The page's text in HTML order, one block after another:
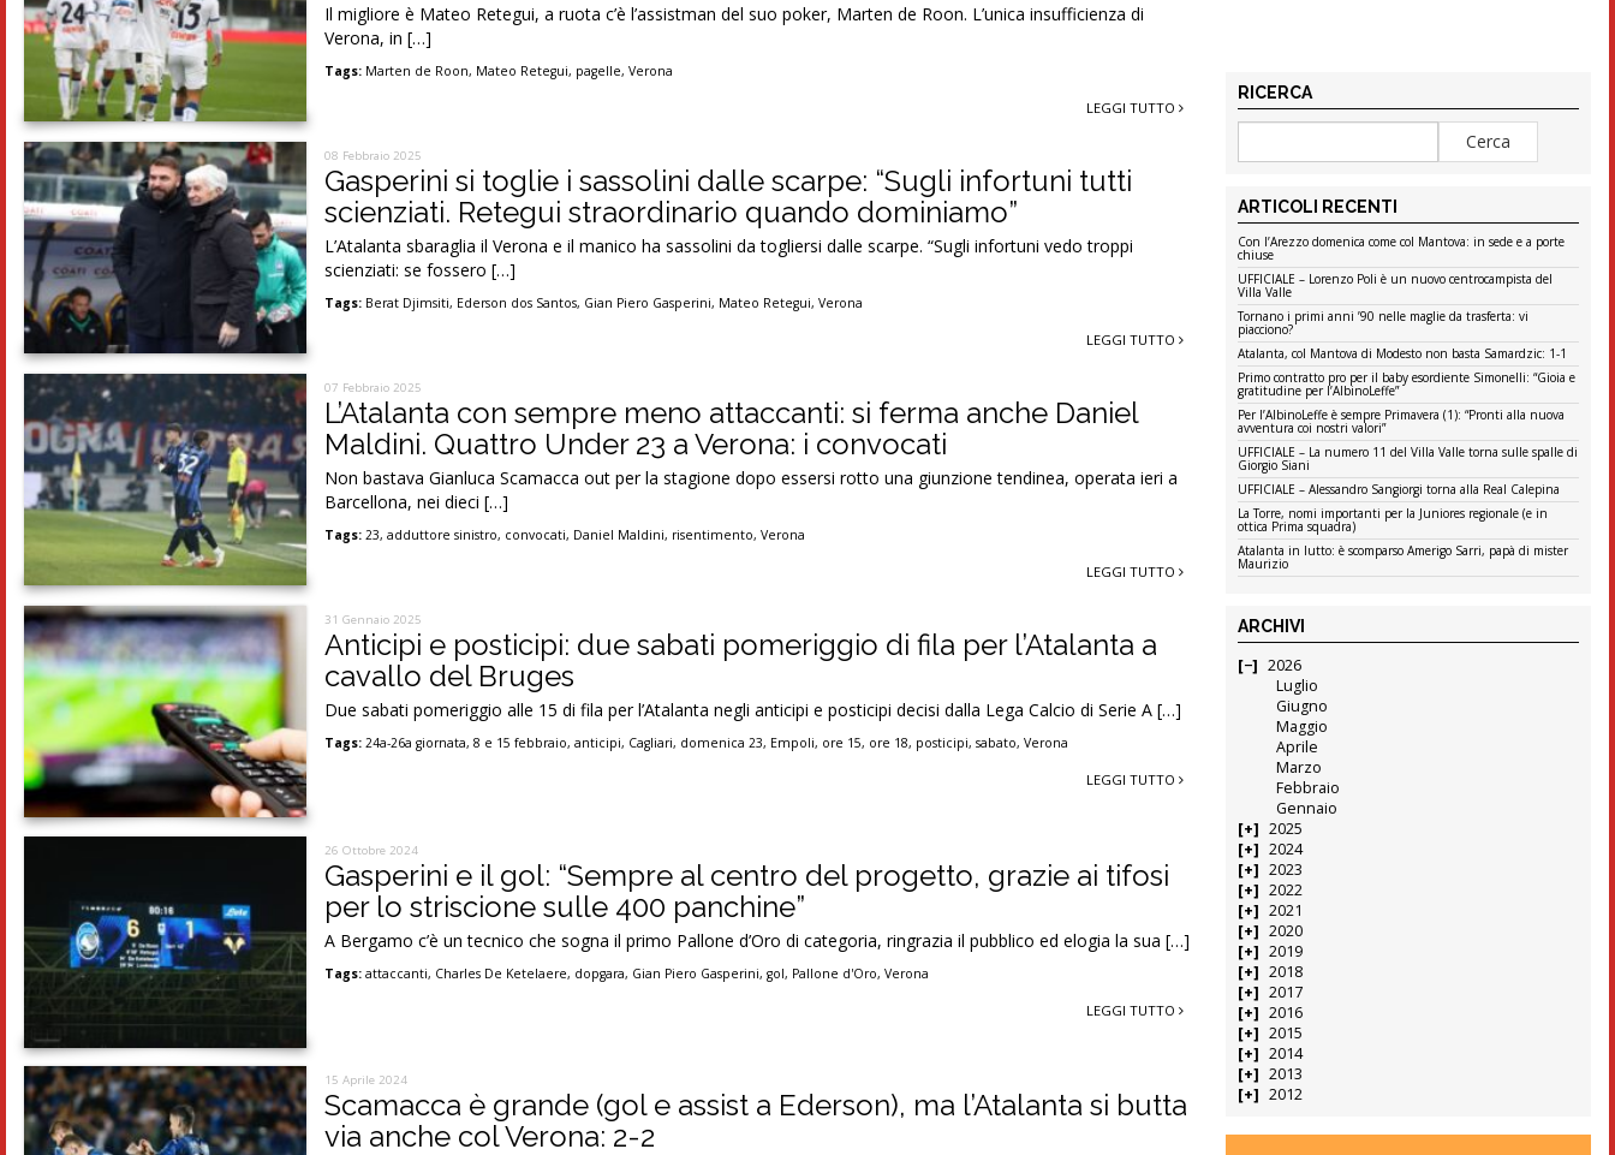
Il migliore è Mateo Retegui, a ruota c’è l’assistman del suo poker, Marten de Roon. L’unica insufficienza di
Verona, in […]
Tags: Marten de Roon, Mateo Retegui, pagelle,Verona
LEGGI TUTTO
08 Febbraio 2025
Gasperini si toglie i sassolini dalle scarpe: “Sugli infortuni tutti
scienziati. Retegui straordinario quando dominiamo”
L’Atalanta sbaraglia il Verona e il manico ha sassolini da togliersi dalle scarpe. “Sugli infortuni vedo troppi
scienziati: se fossero […]
Tags: Berat Djimsiti, Ederson dos Santos, Gian Piero Gasperini, Mateo Retegui,Verona
LEGGI TUTTO
07 Febbraio 2025
L’Atalanta con sempre meno attaccanti: si ferma anche Daniel
Maldini. Quattro Under 23 a Verona: i convocati
Non bastava Gianluca Scamacca out per la stagione dopo essersi rotto una giunzione tendinea, operata ieri a
Barcellona, nei dieci […]
Tags: 23,adduttore sinistro, convocati, Daniel Maldini, risentimento,Verona
LEGGI TUTTO
31 Gennaio 2025
Anticipi e posticipi: due sabati pomeriggio di fila per l’Atalanta a
cavallo del Bruges
Due sabati pomeriggio alle 15 di fila per l’Atalanta negli anticipi e posticipi decisi dalla Lega Calcio di Serie A […]
Tags: 24a-26a giornata,8 e 15 febbraio,anticipi, Cagliari, domenica 23, Empoli, ore 15, ore 18, posticipi,sabato,Verona
LEGGI TUTTO
26 Ottobre 2024
Gasperini e il gol: “Sempre al centro del progetto, grazie ai tifosi
per lo striscione sulle 400 panchine”
A Bergamo c’è un tecnico che sogna il primo Pallone d’Oro di categoria, ringrazia il pubblico ed elogia la sua […]
Tags: attaccanti, Charles De Ketelaere, dopgara, Gian Piero Gasperini,gol, Pallone d'Oro,Verona
LEGGI TUTTO
15 Aprile 2024
Scamacca è grande (gol e assist a Ederson), ma l’Atalanta si butta
via anche col Verona: 2-2
RICERCA
ARTICOLI RECENTI
Con l’Arezzo domenica come col Mantova: in sede e a porte
chiuse
UFFICIALE – Lorenzo Poli è un nuovo centrocampista del
Villa Valle
Tornano i primi anni ’90 nelle maglie da trasferta: vi
piacciono?
Atalanta, col Mantova di Modesto non basta Samardzic: 1-1
Primo contratto pro per il baby esordiente Simonelli: “Gioia e
gratitudine per l’AlbinoLeffe”
Per l’AlbinoLeffe è sempre Primavera (1): “Pronti alla nuova
avventura coi nostri valori”
UFFICIALE – La numero 11 del Villa Valle torna sulle spalle di
Giorgio Siani
UFFICIALE – Alessandro Sangiorgi torna alla Real Calepina
La Torre, nomi importanti per la Juniores regionale (e in
ottica Prima squadra)
Atalanta in lutto: è scomparso Amerigo Sarri, papà di mister
Maurizio
ARCHIVI
2026
Luglio
Giugno
Maggio
Aprile
Marzo
Febbraio
Gennaio
2025
2024
2023
2022
2021
2020
2019
2018
2017
2016
2015
2014
2013
2012